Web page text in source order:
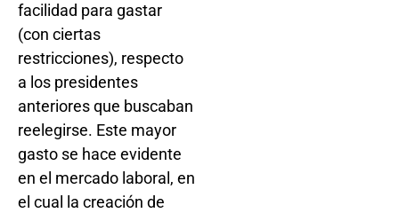
facilidad para gastar
(con ciertas
restricciones), respecto
a los presidentes
anteriores que buscaban
reelegirse. Este mayor
gasto se hace evidente
en el mercado laboral, en
el cual la creación de